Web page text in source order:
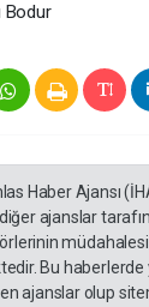
Bodur
Haber Ajansı
ajanslar
Bu
ajanslar olup